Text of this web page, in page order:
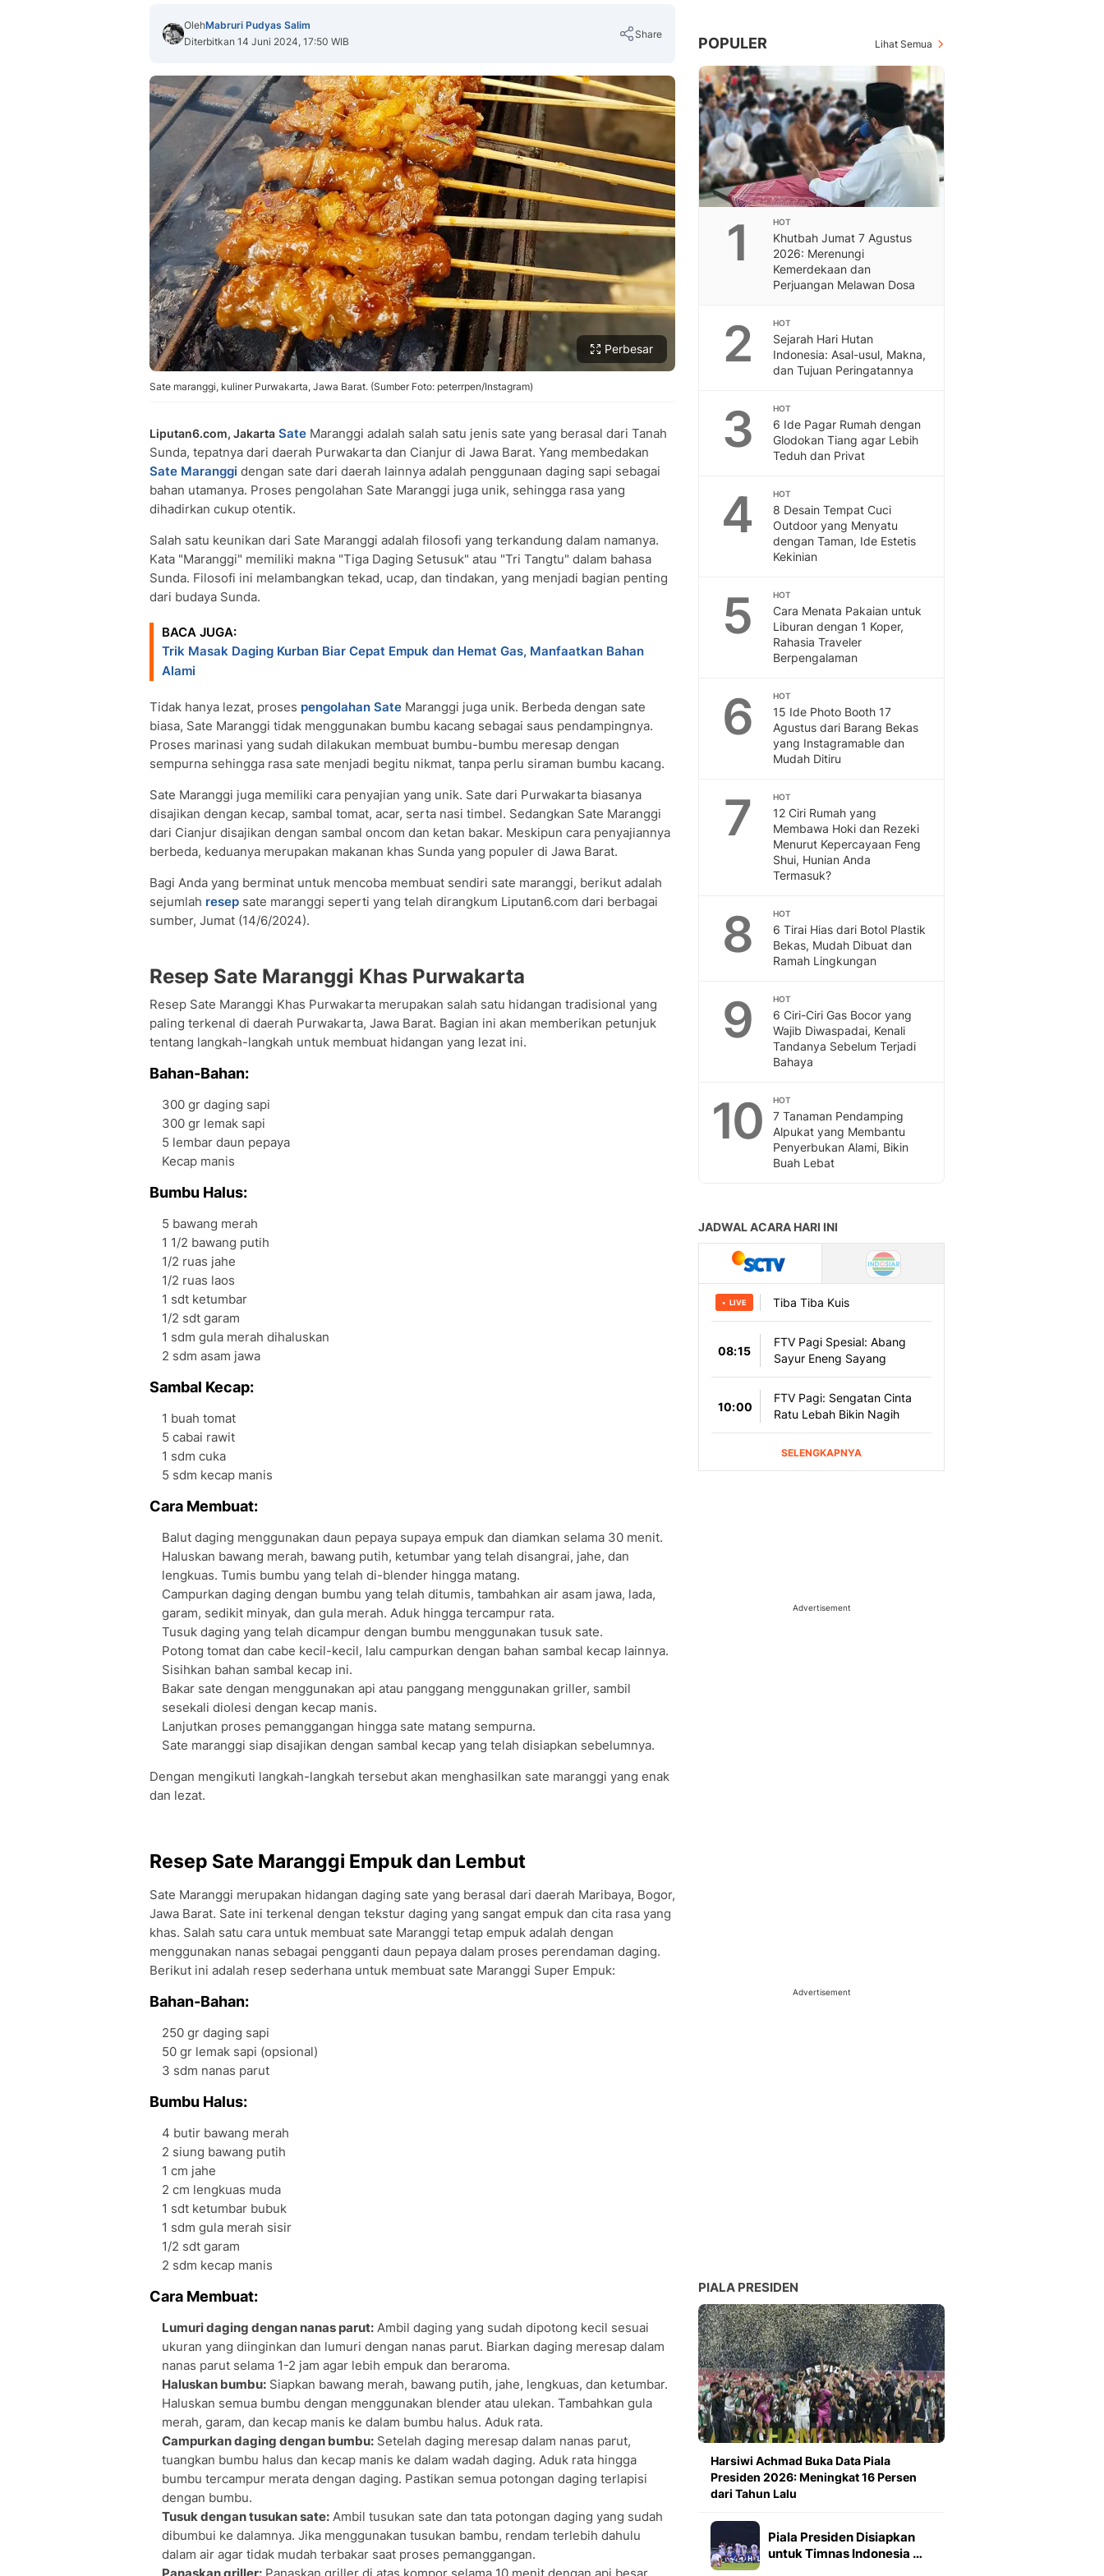
OlehMabruri Pudyas Salim
Diterbitkan 14 Juni 2024, 17:50 WIB
Share
Perbesar
Sate maranggi, kuliner Purwakarta, Jawa Barat. (Sumber Foto: peterrpen/Instagram)
Liputan6.com, Jakarta Sate Maranggi adalah salah satu jenis sate yang berasal dari Tanah
Sunda, tepatnya dari daerah Purwakarta dan Cianjur di Jawa Barat. Yang membedakan
Sate Maranggi dengan sate dari daerah lainnya adalah penggunaan daging sapi sebagai
bahan utamanya. Proses pengolahan Sate Maranggi juga unik, sehingga rasa yang
dihadirkan cukup otentik.
Salah satu keunikan dari Sate Maranggi adalah filosofi yang terkandung dalam namanya.
Kata "Maranggi" memiliki makna "Tiga Daging Setusuk" atau "Tri Tangtu" dalam bahasa
Sunda. Filosofi ini melambangkan tekad, ucap, dan tindakan, yang menjadi bagian penting
dari budaya Sunda.
BACA JUGA:
Trik Masak Daging Kurban Biar Cepat Empuk dan Hemat Gas, Manfaatkan Bahan
Alami
Tidak hanya lezat, proses pengolahan Sate Maranggi juga unik. Berbeda dengan sate
biasa, Sate Maranggi tidak menggunakan bumbu kacang sebagai saus pendampingnya.
Proses marinasi yang sudah dilakukan membuat bumbu-bumbu meresap dengan
sempurna sehingga rasa sate menjadi begitu nikmat, tanpa perlu siraman bumbu kacang.
Sate Maranggi juga memiliki cara penyajian yang unik. Sate dari Purwakarta biasanya
disajikan dengan kecap, sambal tomat, acar, serta nasi timbel. Sedangkan Sate Maranggi
dari Cianjur disajikan dengan sambal oncom dan ketan bakar. Meskipun cara penyajiannya
berbeda, keduanya merupakan makanan khas Sunda yang populer di Jawa Barat.
Bagi Anda yang berminat untuk mencoba membuat sendiri sate maranggi, berikut adalah
sejumlah resep sate maranggi seperti yang telah dirangkum Liputan6.com dari berbagai
sumber, Jumat (14/6/2024).
Resep Sate Maranggi Khas Purwakarta
Resep Sate Maranggi Khas Purwakarta merupakan salah satu hidangan tradisional yang
paling terkenal di daerah Purwakarta, Jawa Barat. Bagian ini akan memberikan petunjuk
tentang langkah-langkah untuk membuat hidangan yang lezat ini.
Bahan-Bahan:
300 gr daging sapi
300 gr lemak sapi
5 lembar daun pepaya
Kecap manis
Bumbu Halus:
5 bawang merah
1 1/2 bawang putih
1/2 ruas jahe
1/2 ruas laos
1 sdt ketumbar
1/2 sdt garam
1 sdm gula merah dihaluskan
2 sdm asam jawa
Sambal Kecap:
1 buah tomat
5 cabai rawit
1 sdm cuka
5 sdm kecap manis
Cara Membuat:
Balut daging menggunakan daun pepaya supaya empuk dan diamkan selama 30 menit.
Haluskan bawang merah, bawang putih, ketumbar yang telah disangrai, jahe, dan
lengkuas. Tumis bumbu yang telah di-blender hingga matang.
Campurkan daging dengan bumbu yang telah ditumis, tambahkan air asam jawa, lada,
garam, sedikit minyak, dan gula merah. Aduk hingga tercampur rata.
Tusuk daging yang telah dicampur dengan bumbu menggunakan tusuk sate.
Potong tomat dan cabe kecil-kecil, lalu campurkan dengan bahan sambal kecap lainnya.
Sisihkan bahan sambal kecap ini.
Bakar sate dengan menggunakan api atau panggang menggunakan griller, sambil
sesekali diolesi dengan kecap manis.
Lanjutkan proses pemanggangan hingga sate matang sempurna.
Sate maranggi siap disajikan dengan sambal kecap yang telah disiapkan sebelumnya.
Dengan mengikuti langkah-langkah tersebut akan menghasilkan sate maranggi yang enak
dan lezat.
Resep Sate Maranggi Empuk dan Lembut
Sate Maranggi merupakan hidangan daging sate yang berasal dari daerah Maribaya, Bogor,
Jawa Barat. Sate ini terkenal dengan tekstur daging yang sangat empuk dan cita rasa yang
khas. Salah satu cara untuk membuat sate Maranggi tetap empuk adalah dengan
menggunakan nanas sebagai pengganti daun pepaya dalam proses perendaman daging.
Berikut ini adalah resep sederhana untuk membuat sate Maranggi Super Empuk:
Bahan-Bahan:
250 gr daging sapi
50 gr lemak sapi (opsional)
3 sdm nanas parut
Bumbu Halus:
4 butir bawang merah
2 siung bawang putih
1 cm jahe
2 cm lengkuas muda
1 sdt ketumbar bubuk
1 sdm gula merah sisir
1/2 sdt garam
2 sdm kecap manis
Cara Membuat:
Lumuri daging dengan nanas parut: Ambil daging yang sudah dipotong kecil sesuai
ukuran yang diinginkan dan lumuri dengan nanas parut. Biarkan daging meresap dalam
nanas parut selama 1-2 jam agar lebih empuk dan beraroma.
Haluskan bumbu: Siapkan bawang merah, bawang putih, jahe, lengkuas, dan ketumbar.
Haluskan semua bumbu dengan menggunakan blender atau ulekan. Tambahkan gula
merah, garam, dan kecap manis ke dalam bumbu halus. Aduk rata.
Campurkan daging dengan bumbu: Setelah daging meresap dalam nanas parut,
tuangkan bumbu halus dan kecap manis ke dalam wadah daging. Aduk rata hingga
bumbu tercampur merata dengan daging. Pastikan semua potongan daging terlapisi
dengan bumbu.
Tusuk dengan tusukan sate: Ambil tusukan sate dan tata potongan daging yang sudah
dibumbui ke dalamnya. Jika menggunakan tusukan bambu, rendam terlebih dahulu
dalam air agar tidak mudah terbakar saat proses pemanggangan.
POPULER Lihat Semua
1 HOT
Khutbah Jumat 7 Agustus
2026: Merenungi
Kemerdekaan dan
Perjuangan Melawan Dosa
2 HOT
Sejarah Hari Hutan
Indonesia: Asal-usul, Makna,
dan Tujuan Peringatannya
3 HOT
6 Ide Pagar Rumah dengan
Glodokan Tiang agar Lebih
Teduh dan Privat
4 HOT
8 Desain Tempat Cuci
Outdoor yang Menyatu
dengan Taman, Ide Estetis
Kekinian
5 HOT
Cara Menata Pakaian untuk
Liburan dengan 1 Koper,
Rahasia Traveler
Berpengalaman
6 HOT
15 Ide Photo Booth 17
Agustus dari Barang Bekas
yang Instagramable dan
Mudah Ditiru
7 HOT
12 Ciri Rumah yang
Membawa Hoki dan Rezeki
Menurut Kepercayaan Feng
Shui, Hunian Anda
Termasuk?
8 HOT
6 Tirai Hias dari Botol Plastik
Bekas, Mudah Dibuat dan
Ramah Lingkungan
9 HOT
6 Ciri-Ciri Gas Bocor yang
Wajib Diwaspadai, Kenali
Tandanya Sebelum Terjadi
Bahaya
10 HOT
7 Tanaman Pendamping
Alpukat yang Membantu
Penyerbukan Alami, Bikin
Buah Lebat
Advertisement
Advertisement
PIALA PRESIDEN
Harsiwi Achmad Buka Data Piala
Presiden 2026: Meningkat 16 Persen
dari Tahun Lalu
Piala Presiden Disiapkan
untuk Timnas Indonesia …